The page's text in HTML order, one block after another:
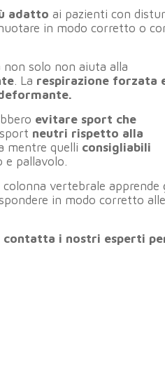
adatto ai pazienti con
in modo corretto o
solo non aiuta alla
. La respirazione forzata
evitare sport che
neutri rispetto alla
mentre quelli consigliabili
e pallavolo.
vertebrale apprende
in modo corretto alle
contatta i nostri esperti